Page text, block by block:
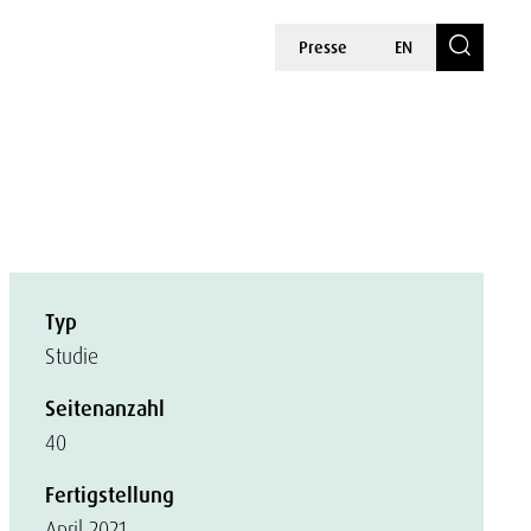
Presse EN
Typ
Studie
Seitenanzahl
40
Fertigstellung